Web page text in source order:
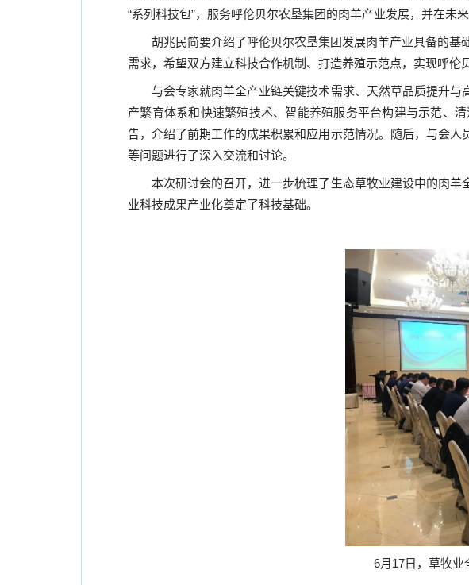
“系列科技包”，服务呼伦贝尔农垦集团的肉羊产业发展，并在未
胡兆民简要介绍了呼伦贝尔农垦集团发展肉羊产业具备的
需求，希望双方建立科技合作机制、打造养殖示范点，实现呼伦
与会专家就肉羊全产业链关键技术需求、天然草品质提升
产繁育体系和快速繁殖技术、智能养殖服务平台构建与示范、
告，介绍了前期工作的成果积累和应用示范情况。随后，与会
等问题进行了深入交流和讨论。
本次研讨会的召开，进一步梳理了生态草牧业建设中的肉
业科技成果产业化奠定了科技基础。
6月 17日，草牧业